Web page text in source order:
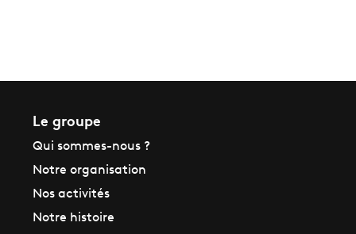
Le groupe
Qui sommes-nous ?
Notre organisation
Nos activités
Notre histoire